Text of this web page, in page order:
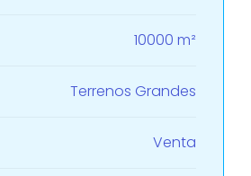
10000 m²
Terrenos Grandes
Venta